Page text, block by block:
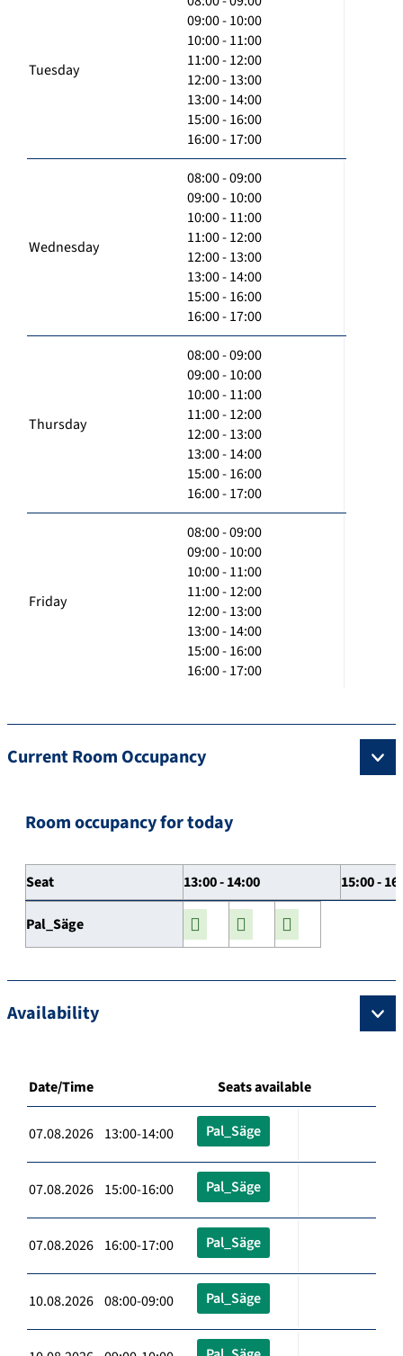
Tuesday
09:00 - 10:00
10:00 - 11:00
11:00 - 12:00
12:00 - 13:00
13:00 - 14:00
15:00 - 16:00
16:00 - 17:00
Wednesday
08:00 - 09:00
09:00 - 10:00
10:00 - 11:00
11:00 - 12:00
12:00 - 13:00
13:00 - 14:00
15:00 - 16:00
16:00 - 17:00
Thursday
08:00 - 09:00
09:00 - 10:00
10:00 - 11:00
11:00 - 12:00
12:00 - 13:00
13:00 - 14:00
15:00 - 16:00
16:00 - 17:00
Friday
08:00 - 09:00
09:00 - 10:00
10:00 - 11:00
11:00 - 12:00
12:00 - 13:00
13:00 - 14:00
15:00 - 16:00
16:00 - 17:00
Current Room Occupancy
Room occupancy for today
Seat 13:00 - 14:00 15:00 -
Pal_Säge
Availability
Date/Time Seats available
07.08.2026 13:00-14:00 Pal_Säge
07.08.2026 15:00-16:00 Pal_Säge
07.08.2026 16:00-17:00 Pal_Säge
10.08.2026 08:00-09:00 Pal_Säge